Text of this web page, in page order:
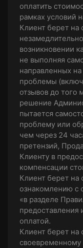
оплатить
рамках условий
Клиент берет на
возникновении
не выполняя
направленных
проблемы
отзывов до того
решение
пытается
проблему или
чем через 24
претензий,
Клиенту в
компенсации
Клиент берет на
ознакомлению с
«в разделе
предоставления
оплатой.
Клиент берет на